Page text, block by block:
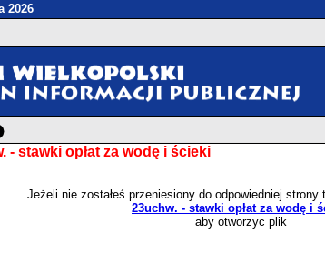
2026
- stawki opłat za wodę i ścieki
Jeżeli nie zostałeś przeniesiony do odpowiedniej
23uchw. - stawki opłat za wodę i
aby otworzyc plik